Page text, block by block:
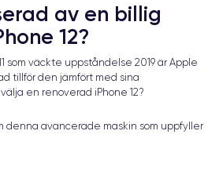
av en billig
12?
som väckte uppståndelse 2019 är Apple
tillför den jämfört med sina
en renoverad iPhone 12?
denna avancerade maskin som uppfyller